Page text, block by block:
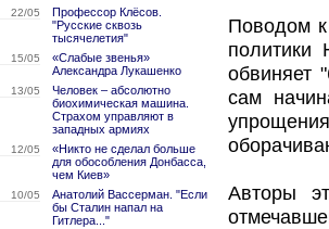
22/05
Профессор Клёсов.
"Русские сквозь
тысячелетия"
15/05
«Слабые звенья»
Александра Лукашенко
13/05
Человек – абсолютно
биохимическая машина.
Страхом управляют в
западных армиях
12/05
«Никто не сделал больше
для обособления Донбасса,
чем Киев»
10/05
Анатолий Вассерман. "Если
бы Сталин напал на
Гитлера..."
Поводом
политики
обвиняет
сам
Авторы